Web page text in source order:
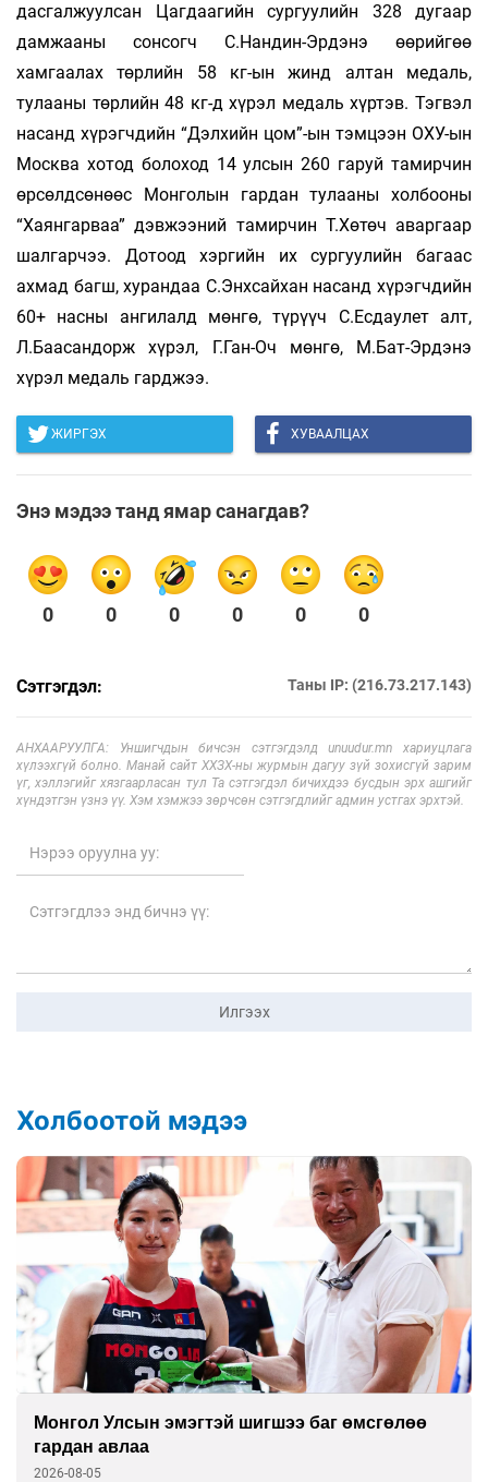
дасгалжуулсан Цагдаагийн сургуулийн 328 дугаар
дамжааны сонсогч С.Нандин-Эрдэнэ өөрийгөө
хамгаалах төрлийн 58 кг-ын жинд алтан медаль,
тулааны төрлийн 48 кг-д хүрэл медаль хүртэв. Тэгвэл
насанд хүрэгчдийн “Дэлхийн цом”-ын тэмцээн ОХУ-ын
Москва хотод болоход 14 улсын 260 гаруй тамирчин
өрсөлдсөнөөс Монголын гардан тулааны холбооны
“Хаянгарваа” дэвжээний тамирчин Т.Хөтөч аваргаар
шалгарчээ. Дотоод хэргийн их сургуулийн багаас
ахмад багш, хурандаа С.Энхсайхан насанд хүрэгчдийн
60+ насны ангилалд мөнгө, түрүүч С.Есдаулет алт,
Л.Баасандорж хүрэл, Г.Ган-Оч мөнгө, М.Бат-Эрдэнэ
хүрэл медаль гарджээ.
ЖИРГЭХ ХУВААЛЦАХ
Энэ мэдээ танд ямар санагдав?
0 0 0 0 0 0
Сэтгэгдэл: Таны IP: (216.73.217.143)
АНХААРУУЛГА: Уншигчдын бичсэн сэтгэгдэлд unuudur.mn хариуцлага
хүлээхгүй болно. Манай сайт ХХЗХ-ны журмын дагуу зүй зохисгүй зарим
үг, хэллэгийг хязгаарласан тул Та сэтгэгдэл бичихдээ бусдын эрх ашгийг
хүндэтгэн үзнэ үү. Хэм хэмжээ зөрчсөн сэтгэгдлийг админ устгах эрхтэй.
Илгээх
Холбоотой мэдээ
Монгол Улсын эмэгтэй шигшээ баг өмсгөлөө
гардан авлаа
2026-08-05